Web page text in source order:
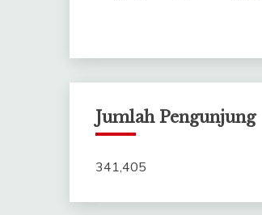
Jumlah Pengunjung
341,405